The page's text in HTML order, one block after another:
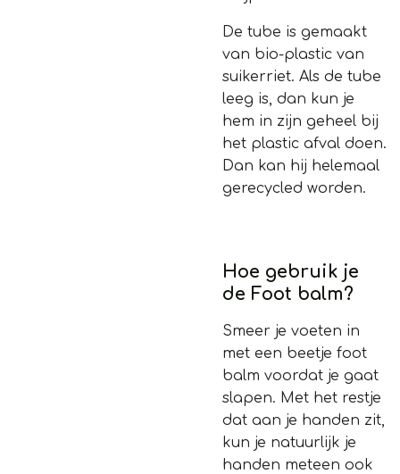
De tube is gemaakt
van bio-plastic van
suikerriet. Als de tube
leeg is, dan kun je
hem in zijn geheel bij
het plastic afval doen.
Dan kan hij helemaal
gerecycled worden.
Hoe gebruik je
de Foot balm?
Smeer je voeten in
met een beetje foot
balm voordat je gaat
slapen. Met het restje
dat aan je handen zit,
kun je natuurlijk je
handen meteen ook